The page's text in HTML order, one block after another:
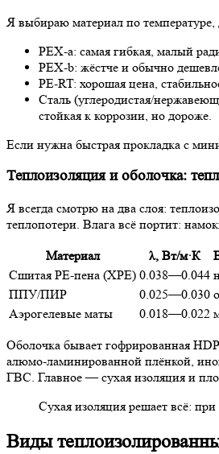
Я выбираю материал по
PEX-a: самая гибкая, малый
PEX-b: жёстче и обычно
PE-RT: хорошая цена,
Сталь (углеродистая/
стойкая к коррозии, но дороже.
Если нужна быстрая прокладка с
Теплоизоляция и оболочка:
Я всегда смотрю на два слоя:
теплопотери. Влага всё портит:
Материал λ, Вт/м·К
Сшитая PE-пена (XPE) 0.038—0.044
ППУ/ПИР
0.025—0.030
Аэрогелевые маты
0.018—0.022
Оболочка бывает гофрированная
алюмо-ламинированной плёнкой,
ГВС. Главное — сухая изоляция и
Сухая изоляция решает всё:
Виды